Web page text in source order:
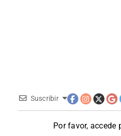
Suscribir
Por favor, accede